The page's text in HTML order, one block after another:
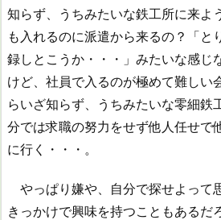
知らず、うちみたいな鉄工所に来よ
も入れるのに派遣から来るの？「と
録しとこうか・・・」みたいな感じ
けど、社員で入るのが極めて難しい
らいざ知らず、うちみたいな零細鉄
分では求職の努力をせず他人任せで
に行く・・・。
やっぱり嫌や、自分で探せよっ
きっかけで興味を持つこともあるだ